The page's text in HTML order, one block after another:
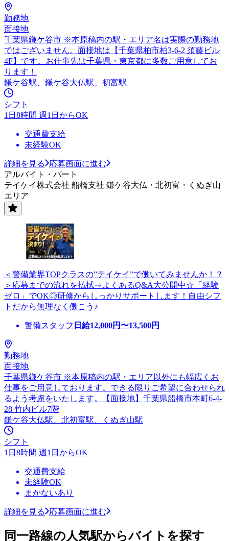
勤務地
面接地
千葉県鎌ケ谷市 ※本原稿内の駅・エリア名は実際の勤務地
ではございません。面接地は【千葉県柏市柏3-6-2 須藤ビル
4F】です。お仕事先は千葉県・東京都に多数ご用意してお
ります！
鎌ケ谷駅、鎌ケ谷大仏駅、初富駅
シフト
1日8時間 週1日からOK
交通費支給
未経験OK
詳細を見る
応募画面に進む
アルバイト・パート
テイケイ株式会社 船橋支社 鎌ケ谷大仏・北初富・くぬぎ山
エリア
＜警備業界TOPクラスの”テイケイ”で働いてみませんか！？
＞応募までの流れを払拭⇒よくあるQ&A大公開中☆「経験
ゼロ」でOK◎研修からしっかりサポートします！自由シフ
トだから無理なく働こう♪
警備スタッフ 日給12,000円〜13,500円
勤務地
面接地
千葉県鎌ケ谷市 ※本原稿内の駅・エリア以外にも幅広くお
仕事をご用意しております。できる限りご希望に合わせられ
るよう考慮をいたします。【面接地】千葉県船橋市本町6-4-
28 竹内ビル7階
鎌ケ谷大仏駅、北初富駅、くぬぎ山駅
シフト
1日8時間 週1日からOK
交通費支給
未経験OK
まかないあり
詳細を見る 応募画面に進む
同一路線の人気駅からバイトを探す